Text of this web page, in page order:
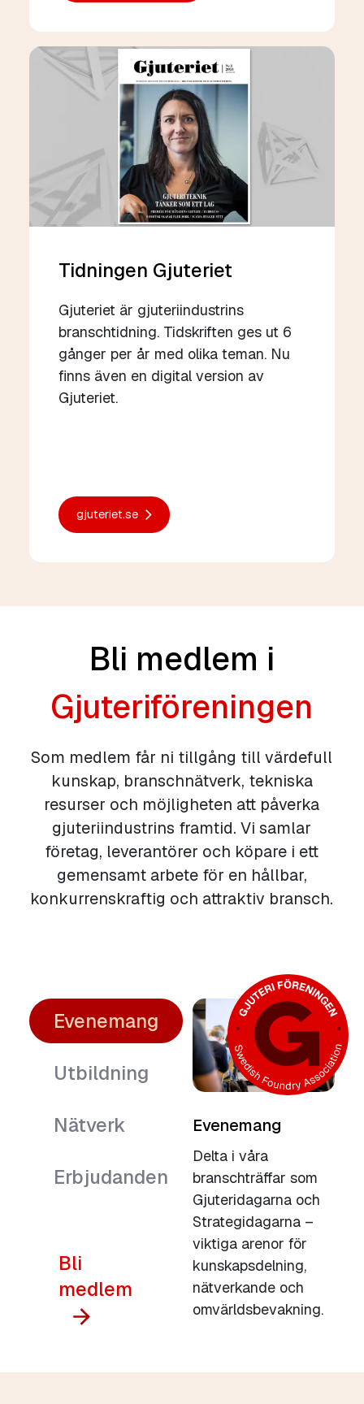
Tidningen Gjuteriet
Gjuteriet är gjuteriindustrins
branschtidning. Tidskriften ges ut 6
gånger per år med olika teman. Nu
finns även en digital version av
Gjuteriet.
gjuteriet.se
Bli medlem i
Gjuteriföreningen
Som medlem får ni tillgång till värdefull
kunskap, branschnätverk, tekniska
resurser och möjligheten att påverka
gjuteriindustrins framtid. Vi samlar
företag, leverantörer och köpare i ett
gemensamt arbete för en hållbar,
konkurrenskraftig och attraktiv bransch.
Evenemang
Utbildning
Nätverk
Erbjudanden
Bli
medlem
Evenemang
Delta i våra
branschträffar som
Gjuteridagarna och
Strategidagarna –
viktiga arenor för
kunskapsdelning,
nätverkande och
omvärldsbevakning.